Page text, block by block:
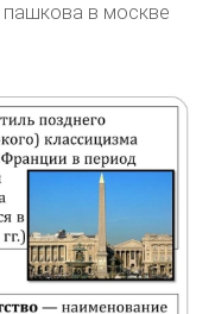
в москве